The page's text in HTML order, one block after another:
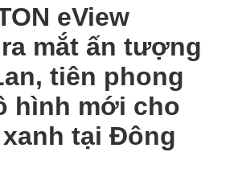
eView
mắt ấn tượng
tiên phong
hình mới cho
tại Đông